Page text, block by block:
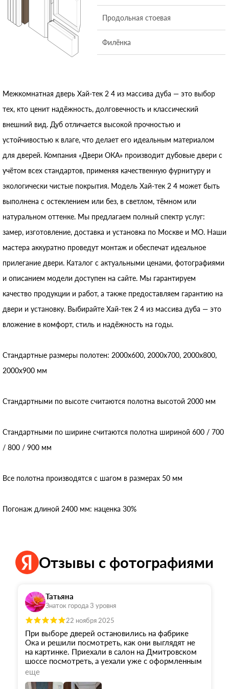
Продольная стоевая
Филёнка
Межкомнатная дверь Хай‑тек 2 4 из массива дуба — это выбор
тех, кто ценит надёжность, долговечность и классический
внешний вид. Дуб отличается высокой прочностью и
устойчивостью к влаге, что делает его идеальным материалом
для дверей. Компания «Двери ОКА» производит дубовые двери с
учётом всех стандартов, применяя качественную фурнитуру и
экологически чистые покрытия. Модель Хай‑тек 2 4 может быть
выполнена с остеклением или без, в светлом, тёмном или
натуральном оттенке. Мы предлагаем полный спектр услуг:
замер, изготовление, доставка и установка по Москве и МО. Наши
мастера аккуратно проведут монтаж и обеспечат идеальное
прилегание двери. Каталог с актуальными ценами, фотографиями
и описанием модели доступен на сайте. Мы гарантируем
качество продукции и работ, а также предоставляем гарантию на
двери и установку. Выбирайте Хай‑тек 2 4 из массива дуба — это
вложение в комфорт, стиль и надёжность на годы.
Стандартные размеры полотен: 2000x600, 2000x700, 2000x800,
2000x900 мм
Стандартными по высоте считаются полотна высотой 2000 мм
Стандартными по ширине считаются полотна шириной 600 / 700
/ 800 / 900 мм
Все полотна производятся с шагом в размерах 50 мм
Погонаж длиной 2400 мм: наценка 30%
Отзывы с фотографиями
Татьяна
Знаток города 3 уровня
22 ноября 2025
При выборе дверей остановились на фабрике
Ока и решили посмотреть, как они выглядят не
на картинке. Приехали в салон на Дмитровском
шоссе посмотреть, а уехали уже с оформленным
заказом. Огромная благодарность менеджеру
Андрею за внимание, вежливость, терпение,
еще